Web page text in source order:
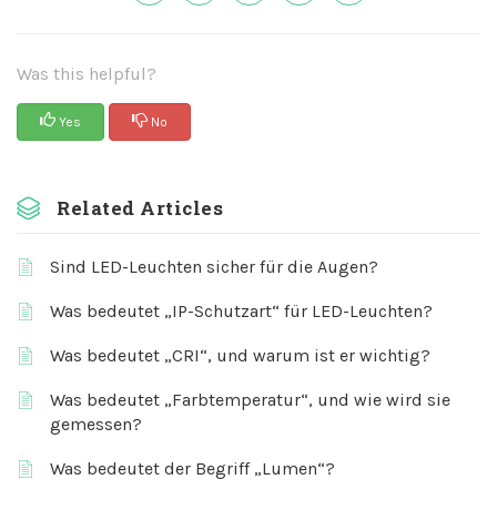
Was this helpful?
Yes No
Related Articles
Sind LED-Leuchten sicher für die Augen?
Was bedeutet „IP-Schutzart“ für LED-Leuchten?
Was bedeutet „CRI“, und warum ist er wichtig?
Was bedeutet „Farbtemperatur“, und wie wird sie
gemessen?
Was bedeutet der Begriff „Lumen“?